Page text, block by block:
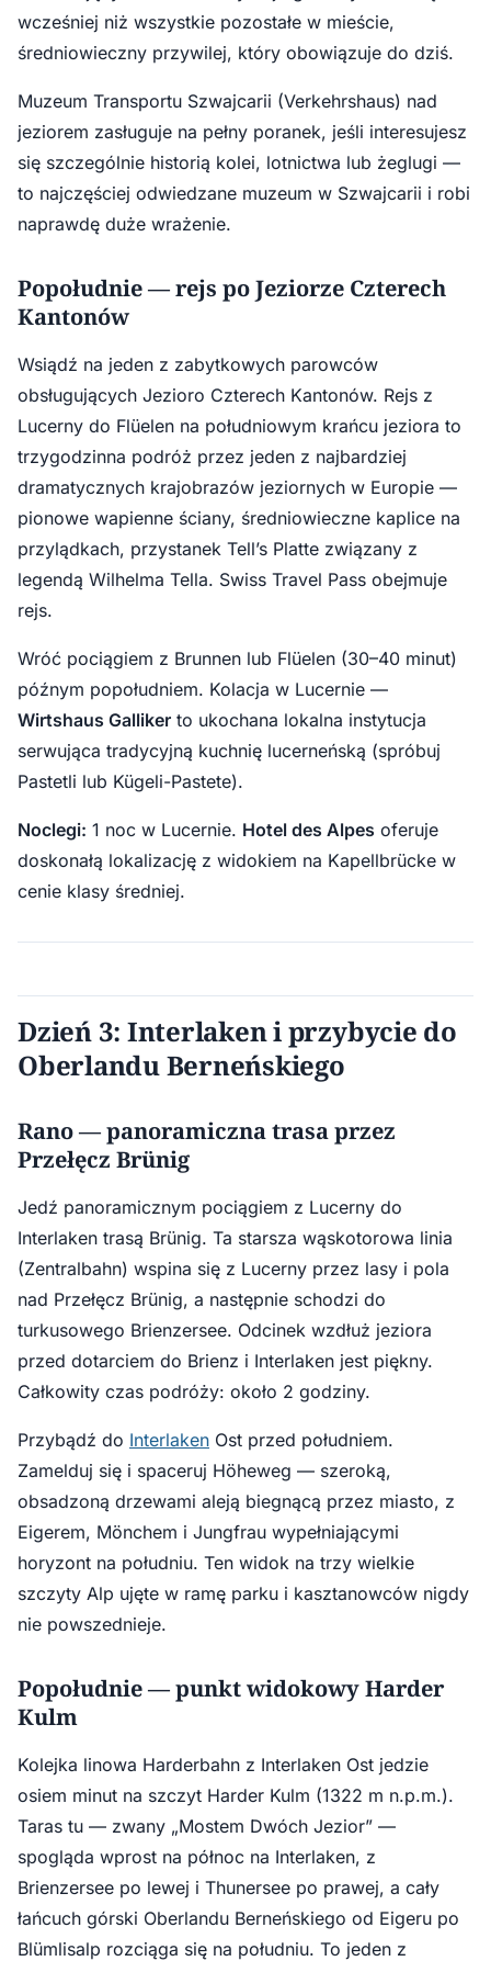
wcześniej niż wszystkie pozostałe w mieście,
średniowieczny przywilej, który obowiązuje do dziś.
Muzeum Transportu Szwajcarii (Verkehrshaus) nad
jeziorem zasługuje na pełny poranek, jeśli interesujesz
się szczególnie historią kolei, lotnictwa lub żeglugi —
to najczęściej odwiedzane muzeum w Szwajcarii i robi
naprawdę duże wrażenie.
Popołudnie — rejs po Jeziorze Czterech
Kantonów
Wsiądź na jeden z zabytkowych parowców
obsługujących Jezioro Czterech Kantonów. Rejs z
Lucerny do Flüelen na południowym krańcu jeziora to
trzygodzinna podróż przez jeden z najbardziej
dramatycznych krajobrazów jeziornych w Europie —
pionowe wapienne ściany, średniowieczne kaplice na
przylądkach, przystanek Tell’s Platte związany z
legendą Wilhelma Tella. Swiss Travel Pass obejmuje
rejs.
Wróć pociągiem z Brunnen lub Flüelen (30–40 minut)
późnym popołudniem. Kolacja w Lucernie —
Wirtshaus Galliker to ukochana lokalna instytucja
serwująca tradycyjną kuchnię lucerneńską (spróbuj
Pastetli lub Kügeli-Pastete).
Noclegi: 1 noc w Lucernie. Hotel des Alpes oferuje
doskonałą lokalizację z widokiem na Kapellbrücke w
cenie klasy średniej.
Dzień 3: Interlaken i przybycie do
Oberlandu Berneńskiego
Rano — panoramiczna trasa przez
Przełęcz Brünig
Jedź panoramicznym pociągiem z Lucerny do
Interlaken trasą Brünig. Ta starsza wąskotorowa linia
(Zentralbahn) wspina się z Lucerny przez lasy i pola
nad Przełęcz Brünig, a następnie schodzi do
turkusowego Brienzersee. Odcinek wzdłuż jeziora
przed dotarciem do Brienz i Interlaken jest piękny.
Całkowity czas podróży: około 2 godziny.
Przybądź do Interlaken Ost przed południem.
Zamelduj się i spaceruj Höheweg — szeroką,
obsadzoną drzewami aleją biegnącą przez miasto, z
Eigerem, Mönchem i Jungfrau wypełniającymi
horyzont na południu. Ten widok na trzy wielkie
szczyty Alp ujęte w ramę parku i kasztanowców nigdy
nie powszednieje.
Popołudnie — punkt widokowy Harder
Kulm
Kolejka linowa Harderbahn z Interlaken Ost jedzie
osiem minut na szczyt Harder Kulm (1322 m n.p.m.).
Taras tu — zwany „Mostem Dwóch Jezior” —
spogląda wprost na północ na Interlaken, z
Brienzersee po lewej i Thunersee po prawej, a cały
łańcuch górski Oberlandu Berneńskiego od Eigeru po
Blümlisalp rozciąga się na południu. To jeden z